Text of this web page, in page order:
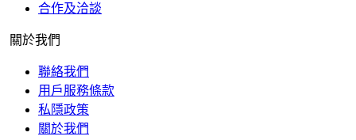
合作及洽談
關於我們
聯絡我們
用戶服務條款
私隱政策
關於我們